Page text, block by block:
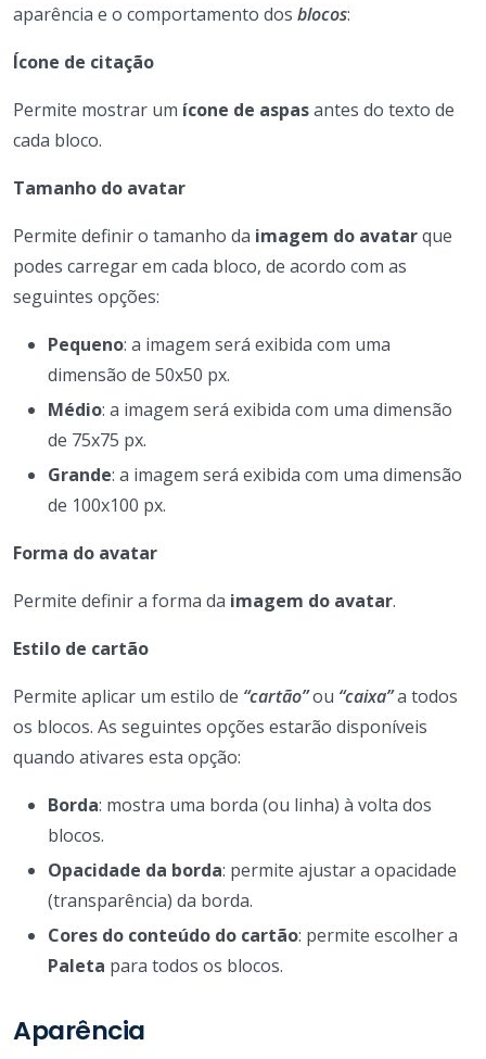
aparência e o comportamento dos blocos:
Ícone de citação
Permite mostrar um ícone de aspasantes do texto de
cada bloco.
Tamanho do avatar
Permite definir o tamanho da imagem do avatarque
podes carregar em cada bloco, de acordo com as
seguintes opções:
Pequeno: a imagem será exibida com uma
dimensão de 50x50 px.
Médio: a imagem será exibida com uma dimensão
de 75x75 px.
Grande: a imagem será exibida com uma dimensão
de 100x100 px.
Forma do avatar
Permite definir a forma da imagem do avatar.
Estilo de cartão
Permite aplicar um estilo de “cartão”ou “caixa”a todos
os blocos. As seguintes opções estarão disponíveis
quando ativares esta opção:
Borda: mostra uma borda (ou linha) à volta dos
blocos.
Opacidade da borda: permite ajustar a opacidade
(transparência) da borda.
Cores do conteúdo do cartão: permite escolher a
Paleta para todos os blocos.
Aparência